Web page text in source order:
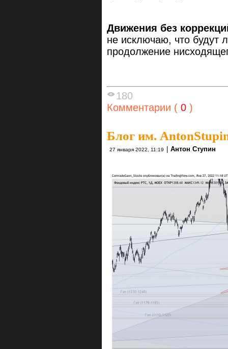
Движения без
не исключаю, что будут
продолжение
180
Комментарии ( 0 )
Блог им.
27 января 2022, 11:19 Антон Ступин